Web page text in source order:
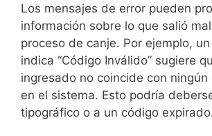
Los mensajes de error pueden
información sobre lo que salió
proceso de canje. Por ejemplo,
indica “Código Inválido” sugiere
ingresado no coincide con
en el sistema. Esto podría
tipográfico o a un código